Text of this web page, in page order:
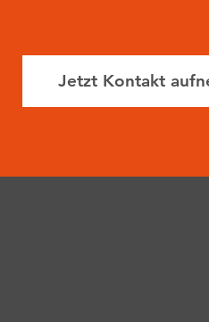
Jetzt Kontakt